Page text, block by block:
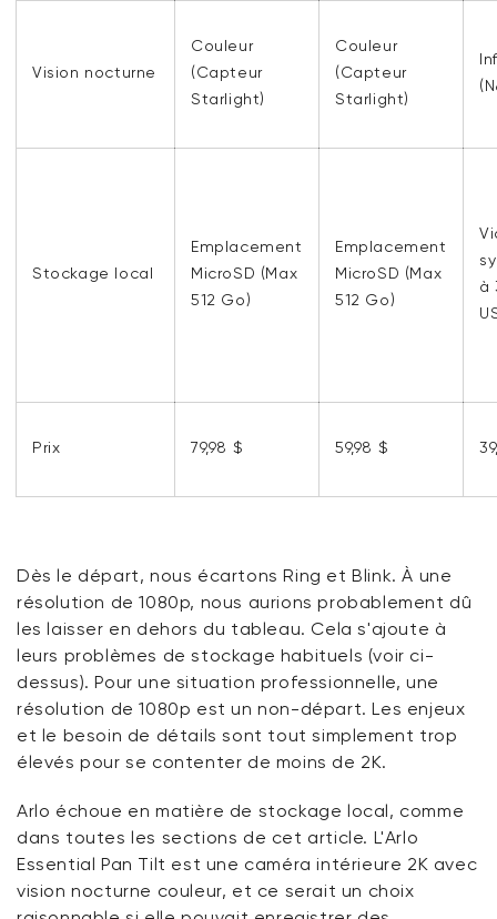
Vision nocturne
Couleur
(Capteur
Starlight)
Couleur
(Capteur
Starlight)
Stockage local
Emplacement
MicroSD (Max
512 Go)
Emplacement
MicroSD (Max
512 Go)
à
Prix 79,98 $ 59,98 $
Dès le départ, nous écartons Ring et Blink. À une
résolution de 1080p, nous aurions probablement dû
les laisser en dehors du tableau. Cela s'ajoute à
leurs problèmes de stockage habituels (voir ci-
dessus). Pour une situation professionnelle, une
résolution de 1080p est un non-départ. Les enjeux
et le besoin de détails sont tout simplement trop
élevés pour se contenter de moins de 2K.
Arlo échoue en matière de stockage local, comme
dans toutes les sections de cet article. L'Arlo
Essential Pan Tilt est une caméra intérieure 2K avec
vision nocturne couleur, et ce serait un choix